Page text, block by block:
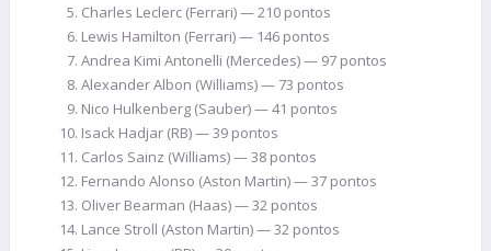
Charles Leclerc (Ferrari) — 210 pontos
Lewis Hamilton (Ferrari) — 146 pontos
Andrea Kimi Antonelli (Mercedes) — 97 pontos
Alexander Albon (Williams) — 73 pontos
Nico Hulkenberg (Sauber) — 41 pontos
Isack Hadjar (RB) — 39 pontos
Carlos Sainz (Williams) — 38 pontos
Fernando Alonso (Aston Martin) — 37 pontos
Oliver Bearman (Haas) — 32 pontos
Lance Stroll (Aston Martin) — 32 pontos